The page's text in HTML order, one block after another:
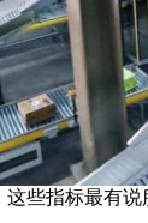
些指标最有说